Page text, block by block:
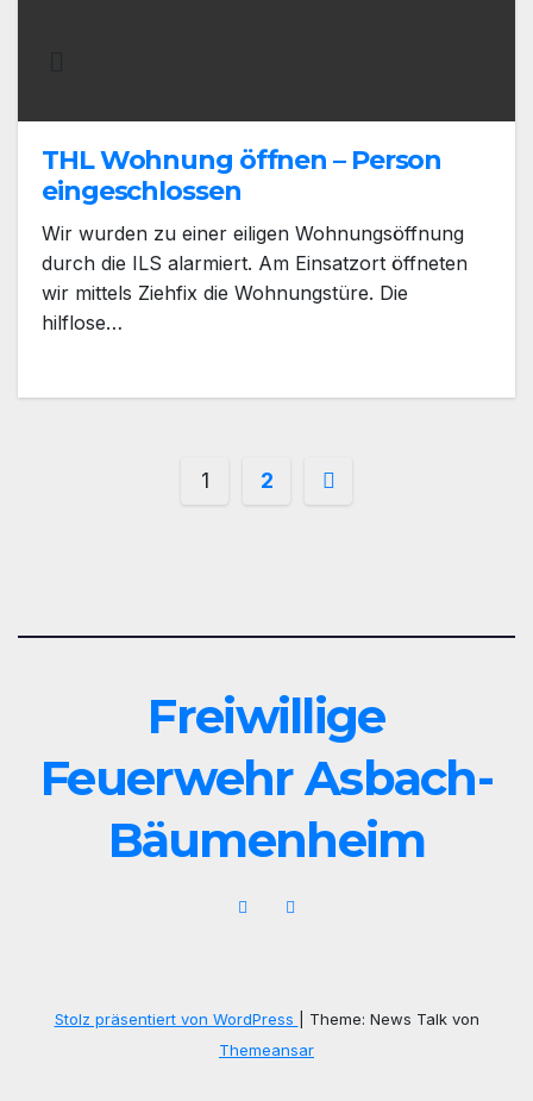
THL Wohnung öffnen – Person
eingeschlossen
Wir wurden zu einer eiligen Wohnungsöffnung
durch die ILS alarmiert. Am Einsatzort öffneten
wir mittels Ziehfix die Wohnungstüre. Die
hilflose…
1 2
Freiwillige
Feuerwehr Asbach-
Bäumenheim
Stolz präsentiert von WordPress
Theme: News Talk von
Themeansar